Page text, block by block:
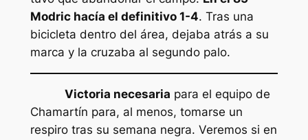
Modric hacía el definitivo 1-4. Tras una
bicicleta dentro del área, dejaba atrás a su
marca y la cruzaba al segundo palo.
Victoria necesaria para el equipo de
Chamartín para, al menos, tomarse un
respiro tras su semana negra. Veremos si en